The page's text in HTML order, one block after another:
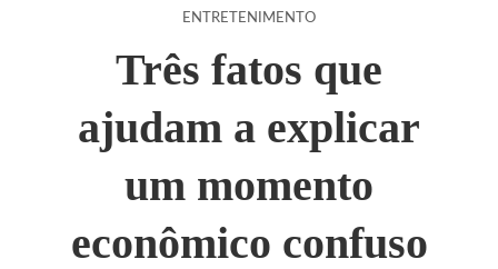
ENTRETENIMENTO
Três fatos que
ajudam a explicar
um momento
econômico confuso